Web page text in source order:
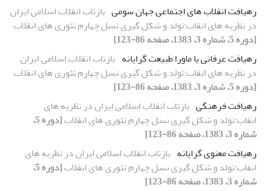
رهیافت انقلاب های اجتماعی جهان سومی بازتاب انقلاب اسلامی ایران
در نظریه های انقاب:تولد و شکل گیری نسل چهارم تئوری های انقلاب
[دوره 5، شماره 3، 1383، صفحه 86-123]
رهیافت عرفانی یا ماورا طبیعت گرایانه بازتاب انقلاب اسلامی ایران
در نظریه های انقاب:تولد و شکل گیری نسل چهارم تئوری های انقلاب
[دوره 5، شماره 3، 1383، صفحه 86-123]
رهیافت فرهنگی بازتاب انقلاب اسلامی ایران در نظریه های
انقاب:تولد و شکل گیری نسل چهارم تئوری های انقلاب
[دوره 5،
شماره 3، 1383، صفحه 86-123]
رهیافت معنوی گرایانه بازتاب انقلاب اسلامی ایران در نظریه های
انقاب:تولد و شکل گیری نسل چهارم تئوری های انقلاب
[دوره 5،
شماره 3، 1383، صفحه 86-123]